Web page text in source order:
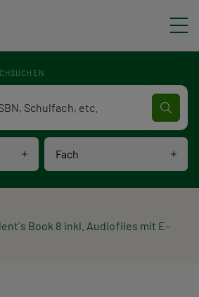
Fach
Book 8 inkl. Audiofiles mit E-